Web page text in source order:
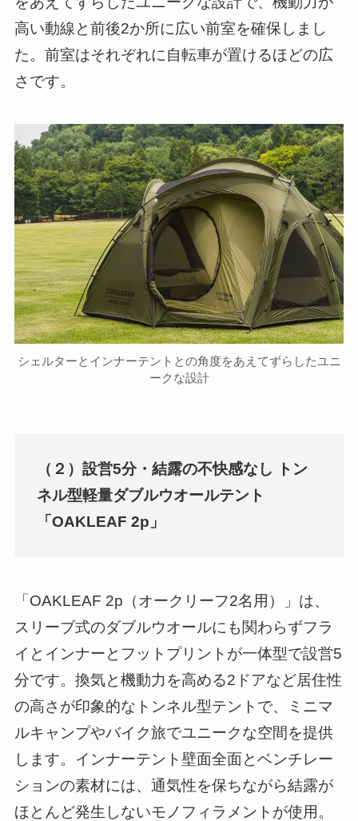
高い動線と前後2か所に広い前室を確保しまし
た。前室はそれぞれに自転車が置けるほどの広
さです。
シェルターとインナーテントとの角度をあえてずらしたユニ
ークな設計
（２）設営5分・結露の不快感なし トン
ネル型軽量ダブルウオールテント
「OAKLEAF 2p」
「OAKLEAF 2p（オークリーフ2名用）」は、
スリーブ式のダブルウオールにも関わらずフラ
イとインナーとフットプリントが一体型で設営5
分です。換気と機動力を高める2ドアなど居住性
の高さが印象的なトンネル型テントで、ミニマ
ルキャンプやバイク旅でユニークな空間を提供
します。インナーテント壁面全面とベンチレー
ションの素材には、通気性を保ちながら結露が
ほとんど発生しないモノフィラメントが使用。